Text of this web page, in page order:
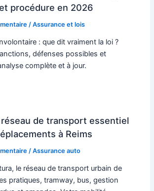
procédure en 2026
/Assurance et lois
: que dit vraiment la loi ?
défenses possibles et
complète et à jour.
de transport essentiel
à Reims
/Assurance auto
le réseau de transport urbain de
pratiques, tramway, bus, gestion